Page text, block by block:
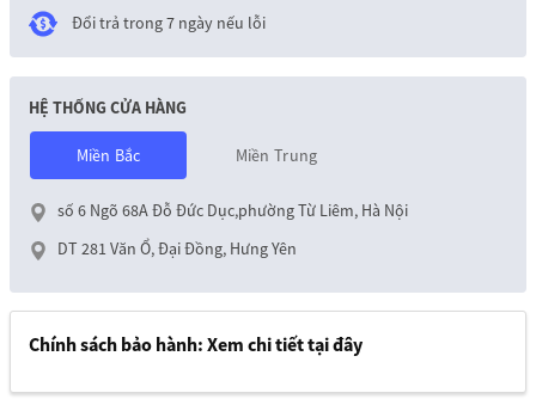
Đổi trả trong 7 ngày nếu lỗi
HỆ THỐNG CỬA HÀNG
Miền Bắc Miền Trung
số 6 Ngõ 68A Đỗ Đức Dục,phường Từ Liêm, Hà Nội
DT 281 Văn Ổ, Đại Đồng, Hưng Yên
Chính sách bảo hành: Xem chi tiết tại đây